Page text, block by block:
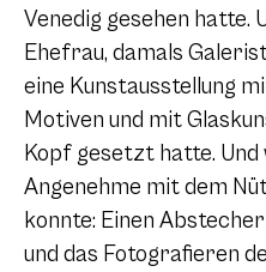
Venedig gesehen hatte.
Ehefrau, damals
eine Kunstausstellung
Motiven und mit
Kopf gesetzt hatte.
Angenehme mit dem
konnte: Einen
und das Fotografieren